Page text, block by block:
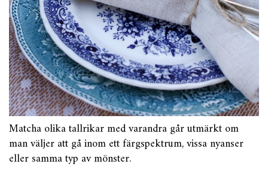
Matcha olika tallrikar med varandra går utmärkt om
man väljer att gå inom ett färgspektrum, vissa nyanser
eller samma typ av mönster.